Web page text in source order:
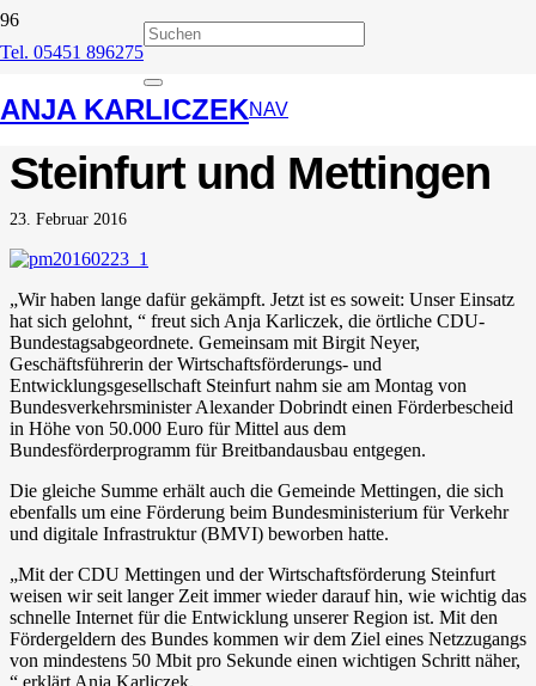
Tel. 05451 896275
ANJA KARLICZEKNAV
Breitband
Förderbescheide für
Steinfurt und Mettingen
23. Februar 2016
„Wir haben lange dafür gekämpft. Jetzt ist es soweit: Unser Einsatz
hat sich gelohnt, “ freut sich Anja Karliczek, die örtliche CDU-
Bundestagsabgeordnete. Gemeinsam mit Birgit Neyer,
Geschäftsführerin der Wirtschaftsförderungs- und
Entwicklungsgesellschaft Steinfurt nahm sie am Mon­tag von
Bundesverkehrsminister Alexander Dobrindt einen Förderbescheid
in Höhe von 50.000 Euro für Mittel aus dem
Bundesförderprogramm für Breitbandausbau entgegen.
Die gleiche Summe erhält auch die Gemeinde Mettingen, die sich
ebenfalls um eine Förderung beim Bundesministerium für Verkehr
und digitale Infrastruktur (BMVI) beworben hatte.
„Mit der CDU Mettingen und der Wirtschaftsförderung Steinfurt
weisen wir seit langer Zeit im­mer wieder darauf hin, wie wichtig das
schnelle Internet für die Entwicklung unserer Region ist. Mit den
Fördergeldern des Bundes kommen wir dem Ziel eines Netzzugangs
von mindestens 50 Mbit pro Sekunde einen wichtigen Schritt näher,
“ erklärt Anja Karliczek.